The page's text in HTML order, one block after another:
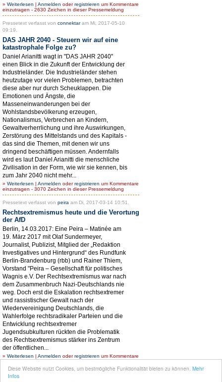
Diese Website nutzt Cookies, um bestmögliche Funktionalität bieten zu können. Mehr
Infos
» Weiterlesen | Anmelden oderregistrieren um Kommentare
einzutragen - 2630 Zeichen in dieser Pressemeldung
Pressetext verfasst von connektaram Mi, 2017-05-10
09:19.
DAS JAHR 2040 - Steuern wir auf eine
katastrophale Folge zu?
Daniel Arianitti wagt in "DAS JAHR 2040"
einen Blick in die Zukunft der Entwicklung der
Industrieländer. Die Industrieländer stehen
heutzutage vor vielen Problemen, betrachten
diese aber nur durch Scheuklappen. Die
Emotionen und Ängste, die
Masseneinwanderungen bei der
Wohlstandsbevölkerung erzeugen,
Nationalismus, Verbrechen an Kindern,
Gewaltverherrlichung und ihre Auswirkungen,
Zerstörung des Mittelstands und des Kapitals -
das sind die Themen, mit denen wir uns
dringend beschäftigen müssen. Andernfalls
wird es laut Daniel Arianitti die menschliche
Zivilisation in der Form, wie wir sie kennen, bis
zum Jahr 2040 nicht mehr...
» Weiterlesen | Anmelden oderregistrieren um Kommentare
einzutragen - 3070 Zeichen in dieser Pressemeldung
Pressetext verfasst von peira am Di, 2017-03-14 10:51.
Rechtsextremismus heute und die Verortung
der AfD
Berlin, 14.03.2017: Eine Peira – Matinée am
19. März 2017 mit Olaf Sundermeyer,
Journalist, Publizist, Mitglied der „Redaktion
Investigatives und Hintergrund“ des Rundfunk
Berlin-Brandenburg (rbb) und Rainer Thiem,
Vorstand "Peira – Gesellschaft für politisches
Wagnis e.V. Der Rechtsextremismus war nach
dem Zusammenbruch Nazi-Deutschlands nie
weg. Doch erst die Eskalation rechtsextremer
und rassistischer Gewalt nach der
Wiedervereinigung Deutschlands, die
Wahlerfolge rechtsradikaler Parteien und die
Entwicklung rechtsextremer
Jugendsubkulturen rückten die Problematik
des Rechtsextremismus stärker ins Zentrum
der öffentlichen...
» Weiterlesen | Anmelden oderregistrieren um Kommentare
einzutragen - 2980 Zeichen in dieser Pressemeldung
1